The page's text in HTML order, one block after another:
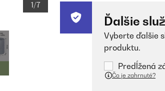
1/7
Ďalšie
Vyberte ďalšie
produktu.
Predĺžená
Čo je zahrnuté?